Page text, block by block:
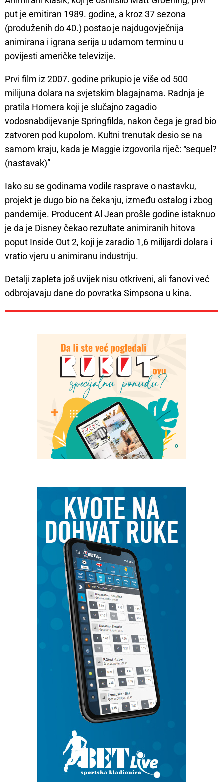
put je emitiran 1989. godine, a kroz 37 sezona
(produženih do 40.) postao je najdugovječnija
animirana i igrana serija u udarnom terminu u
povijesti američke televizije.
Prvi film iz 2007. godine prikupio je više od 500
milijuna dolara na svjetskim blagajnama. Radnja je
pratila Homera koji je slučajno zagadio
vodosnabdijevanje Springfilda, nakon čega je grad bio
zatvoren pod kupolom. Kultni trenutak desio se na
samom kraju, kada je Maggie izgovorila riječ: “sequel?
(nastavak)”
Iako su se godinama vodile rasprave o nastavku,
projekt je dugo bio na čekanju, između ostalog i zbog
pandemije. Producent Al Jean prošle godine istaknuo
je da je Disney čekao rezultate animiranih hitova
poput Inside Out 2, koji je zaradio 1,6 milijardi dolara i
vratio vjeru u animiranu industriju.
Detalji zapleta još uvijek nisu otkriveni, ali fanovi već
odbrojavaju dane do povratka Simpsona u kina.